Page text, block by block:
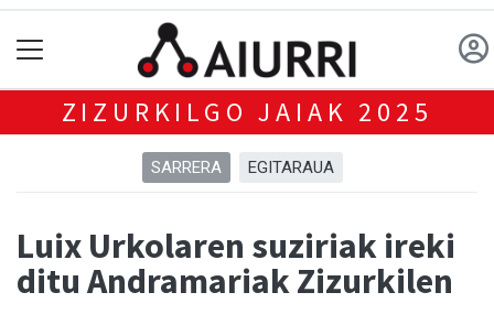
ZIZURKILGO JAIAK 2025
SARRERA EGITARAUA
Luix Urkolaren suziriak ireki
ditu Andramariak Zizurkilen